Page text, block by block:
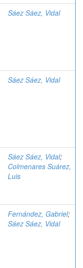
Sáez Sáez, Vidal
Sáez Sáez, Vidal
Sáez Sáez, Vidal;
Colmenares Suárez,
Luis
Fernández, Gabriel;
Sáez Sáez, Vidal